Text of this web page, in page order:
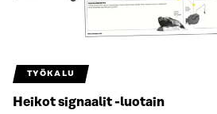
TYÖKALU
Heikot signaalit -luotain